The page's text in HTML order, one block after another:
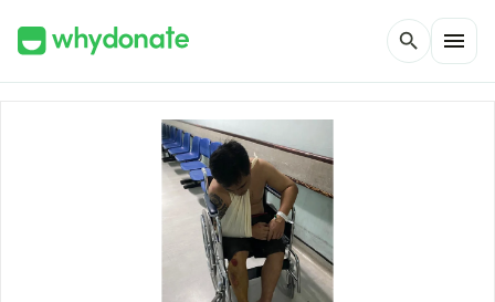
search menu